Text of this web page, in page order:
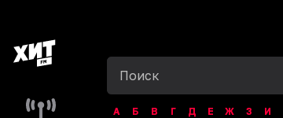
А Б В Г Д Е Ж З И